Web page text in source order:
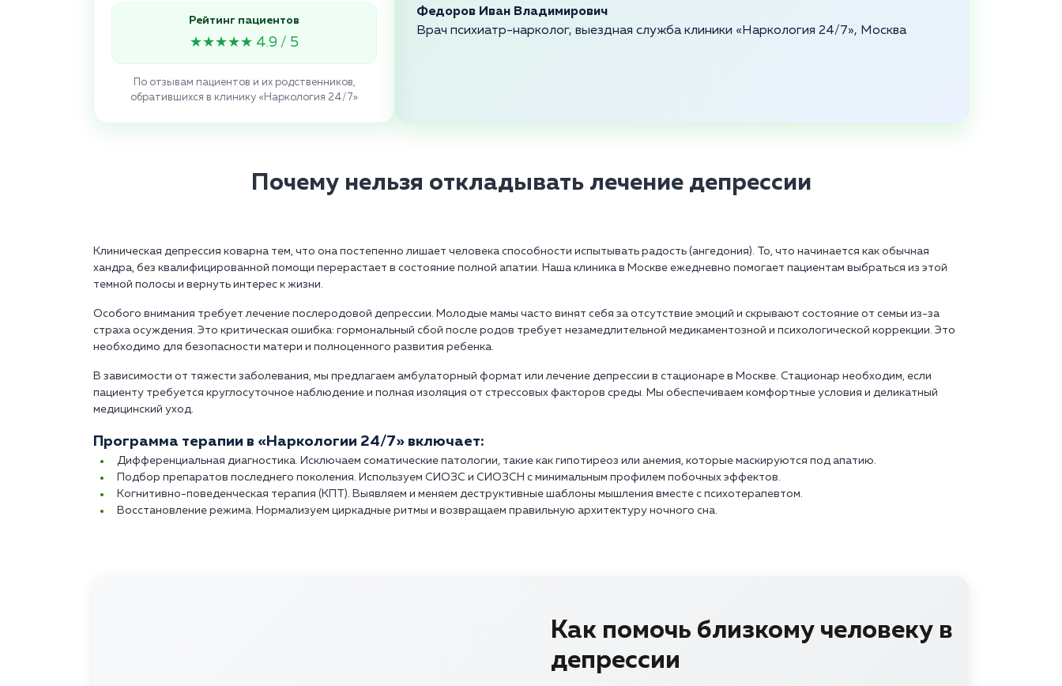
Рейтинг пациентов
★★★★★ 4.9 / 5
По отзывам пациентов и их родственников,
обратившихся в клинику «Наркология 24/7»
Федоров Иван Владимирович
Врач психиатр-нарколог, выездная служба клиники «Наркология 24/7», Москва
Почему нельзя откладывать лечение депрессии
Клиническая депрессия коварна тем, что она постепенно лишает человека способности испытывать радость (ангедония). То, что начинается как обычная
хандра, без квалифицированной помощи перерастает в состояние полной апатии. Наша клиника в Москве ежедневно помогает пациентам выбраться из этой
темной полосы и вернуть интерес к жизни.
Особого внимания требует лечение послеродовой депрессии. Молодые мамы часто винят себя за отсутствие эмоций и скрывают состояние от семьи из-за
страха осуждения. Это критическая ошибка: гормональный сбой после родов требует незамедлительной медикаментозной и психологической коррекции. Это
необходимо для безопасности матери и полноценного развития ребенка.
В зависимости от тяжести заболевания, мы предлагаем амбулаторный формат или лечение депрессии в стационаре в Москве. Стационар необходим, если
пациенту требуется круглосуточное наблюдение и полная изоляция от стрессовых факторов среды. Мы обеспечиваем комфортные условия и деликатный
медицинский уход.
Программа терапии в «Наркологии 24/7» включает:
Дифференциальная диагностика. Исключаем соматические патологии, такие как гипотиреоз или анемия, которые маскируются под апатию.
Подбор препаратов последнего поколения. Используем СИОЗС и СИОЗСН с минимальным профилем побочных эффектов.
Когнитивно-поведенческая терапия (КПТ). Выявляем и меняем деструктивные шаблоны мышления вместе с психотерапевтом.
Восстановление режима. Нормализуем циркадные ритмы и возвращаем правильную архитектуру ночного сна.
Как помочь близкому человеку в
депрессии